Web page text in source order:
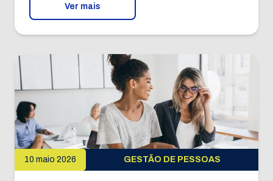
Ver mais
10 maio 2026 GESTÃO DE PESSOAS